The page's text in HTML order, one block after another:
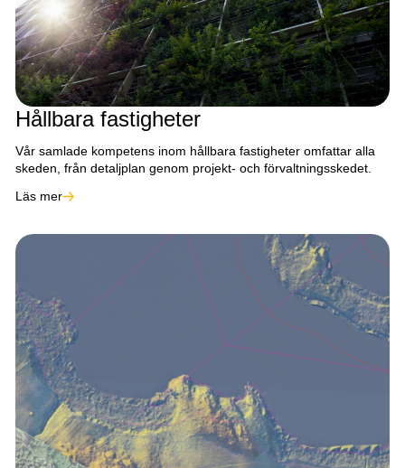
Hållbara fastigheter
Vår samlade kompetens inom hållbara fastigheter omfattar alla
skeden, från detaljplan genom projekt- och förvaltningsskedet.
Läs mer